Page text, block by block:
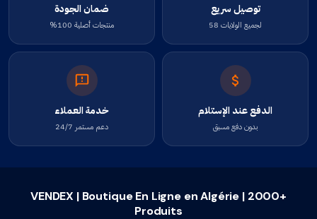
توصيل سريع
لجميع الولايات 58
ضمان الجودة
منتجات أصلية 100%
الدفع عند الإستلام
بدون دفع مسبق
خدمة العملاء
دعم مستمر 24/7
VENDEX | Boutique En Ligne en Algérie | 2000+
Produits